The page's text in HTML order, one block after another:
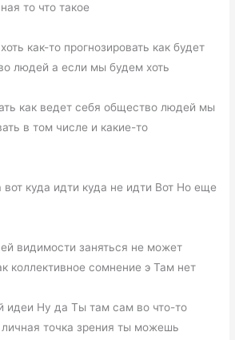
то что такое
как-то прогнозировать как будет
людей а если мы будем хоть
как ведет себя общество людей мы
в том числе и какие-то
вот куда идти куда не идти Вот Но еще
видимости заняться не может
коллективное сомнение э Там нет
идеи Ну да Ты там сам во что-то
точка зрения ты можешь